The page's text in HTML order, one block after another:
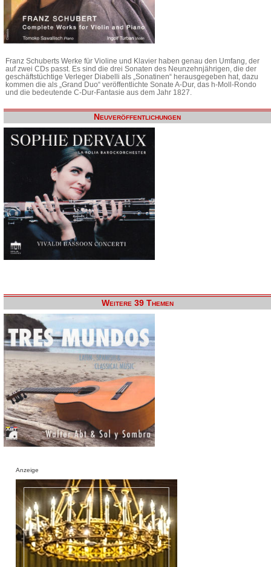
Franz Schuberts Werke für Violine und Klavier haben genau den Umfang, der
auf zwei CDs passt. Es sind die drei Sonaten des Neunzehnjährigen, die der
geschäftstüchtige Verleger Diabelli als „Sonatinen“ herausgegeben hat, dazu
kommen die als „Grand Duo“ veröffentlichte Sonate A-Dur, das h-Moll-Rondo
und die bedeutende C-Dur-Fantasie aus dem Jahr 1827.
Neuveröffentlichungen
Weitere 39 Themen
Anzeige